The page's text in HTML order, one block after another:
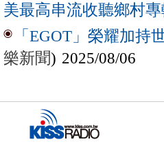
美最高串流收聽鄉村
「EGOT」榮耀加
樂新聞) 2025/08/06